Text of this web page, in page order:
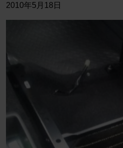
2010年5月18日